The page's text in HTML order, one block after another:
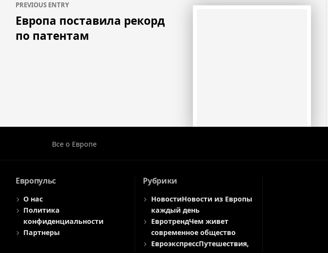
по
записям
PREVIOUS ENTRY
Европа поставила рекорд
по патентам
Все о Европе
Европульс
О нас
Политика
конфиденциальности
Партнеры
Рубрики
НовостиНовости из Европы
каждый день
ЕвротрендЧем живет
современное общество
ЕвроэкспрессПутешествия,